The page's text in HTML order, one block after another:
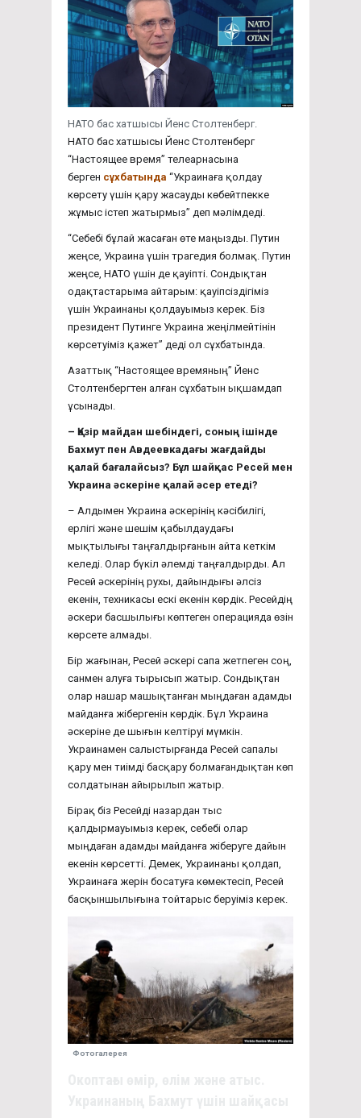
НАТО бас хатшысы Йенс Столтенберг.
НАТО бас хатшысы Йенс Столтенберг
“Настоящее время” телеарнасына
берген сұхбатында “Украинаға қолдау
көрсету үшін қару жасауды көбейтпекке
жұмыс істеп жатырмыз” деп мәлімдеді.
“Себебі бұлай жасаған өте маңызды. Путин
жеңсе, Украина үшін трагедия болмақ. Путин
жеңсе, НАТО үшін де қауіпті. Сондықтан
одақтастарыма айтарым: қауіпсіздігіміз
үшін Украинаны қолдауымыз керек. Біз
президент Путинге Украина жеңілмейтінін
көрсетуіміз қажет” деді ол сұхбатында.
Азаттық “Настоящее времяның” Йенс
Столтенбергтен алған сұхбатын ықшамдап
ұсынады.
– Қазір майдан шебіндегі, соның ішінде
Бахмут пен Авдеевкадағы жағдайды
қалай бағалайсыз? Бұл шайқас Ресей мен
Украина әскеріне қалай әсер етеді?
– Алдымен Украина әскерінің кәсібилігі,
ерлігі және шешім қабылдаудағы
мықтылығы таңғалдырғанын айта кеткім
келеді. Олар бүкіл әлемді таңғалдырды. Ал
Ресей әскерінің рухы, дайындығы әлсіз
екенін, техникасы ескі екенін көрдік. Ресейдің
әскери басшылығы көптеген операцияда өзін
көрсете алмады.
Бір жағынан, Ресей әскері сапа жетпеген соң,
санмен алуға тырысып жатыр. Сондықтан
олар нашар машықтанған мыңдаған адамды
майданға жібергенін көрдік. Бұл Украина
әскеріне де шығын келтіруі мүмкін.
Украинамен салыстырғанда Ресей сапалы
қару мен тиімді басқару болмағандықтан көп
солдатынан айырылып жатыр.
Бірақ біз Ресейді назардан тыс
қалдырмауымыз керек, себебі олар
мыңдаған адамды майданға жіберуге дайын
екенін көрсетті. Демек, Украинаны қолдап,
Украинаға жерін босатуға көмектесіп, Ресей
басқыншылығына тойтарыс беруіміз керек.
Фотогалерея